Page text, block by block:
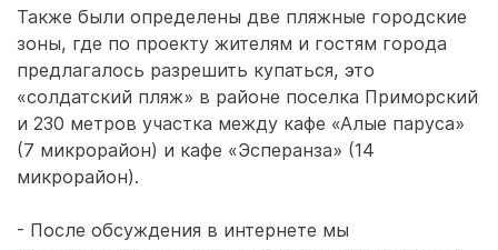
Также были определены две пляжные городские
зоны, где по проекту жителям и гостям города
предлагалось разрешить купаться, это
«солдатский пляж» в районе поселка Приморский
и 230 метров участка между кафе «Алые паруса»
(7 микрорайон) и кафе «Эсперанза» (14
микрорайон).
- После обсуждения в интернете мы